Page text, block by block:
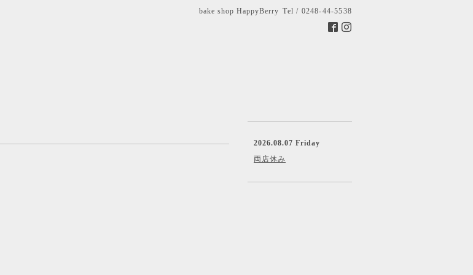
bake shop HappyBerry Tel / 0248-44-5538
2026.08.07 Friday
両店休み